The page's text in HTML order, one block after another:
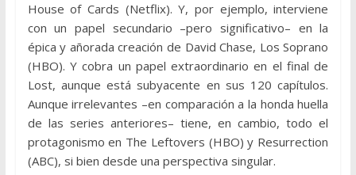
House of Cards (Netflix). Y, por ejemplo, interviene
con un papel secundario –pero significativo– en la
épica y añorada creación de David Chase, Los Soprano
(HBO). Y cobra un papel extraordinario en el final de
Lost, aunque está subyacente en sus 120 capítulos.
Aunque irrelevantes –en comparación a la honda huella
de las series anteriores– tiene, en cambio, todo el
protagonismo en The Leftovers (HBO) y Resurrection
(ABC), si bien desde una perspectiva singular.